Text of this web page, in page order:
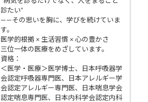
診たい”
——その思いを胸に、学びを続けていま
す。
医学的根拠 × 生活習慣 × 心の豊かさ
三位一体の医療をめざしています。
資格：
＜医学・医療＞医学博士、日本呼吸器学
会認定呼吸器専門医、日本アレルギー学
会認定アレルギー専門医、日本喘息学会
認定喘息専門医、日本内科学会認定内科